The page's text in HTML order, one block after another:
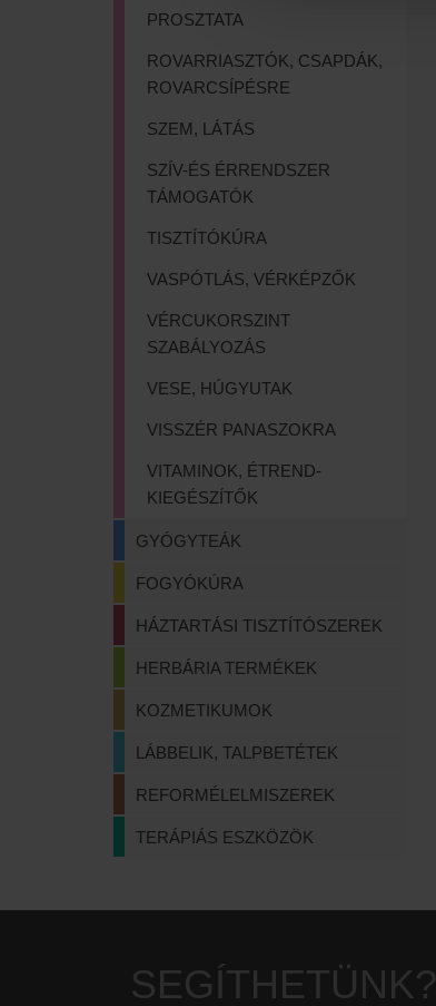
PROSZTATA
ROVARRIASZTÓK, CSAPDÁK,
ROVARCSÍPÉSRE
SZEM, LÁTÁS
SZÍV-ÉS ÉRRENDSZER
TÁMOGATÓK
TISZTÍTÓKÚRA
VASPÓTLÁS, VÉRKÉPZŐK
VÉRCUKORSZINT
SZABÁLYOZÁS
VESE, HÚGYUTAK
VISSZÉR PANASZOKRA
VITAMINOK, ÉTREND-
KIEGÉSZÍTŐK
GYÓGYTEÁK
FOGYÓKÚRA
HÁZTARTÁSI TISZTÍTÓSZEREK
HERBÁRIA TERMÉKEK
KOZMETIKUMOK
LÁBBELIK, TALPBETÉTEK
REFORMÉLELMISZEREK
TERÁPIÁS ESZKÖZÖK
SEGÍTHETÜNK?